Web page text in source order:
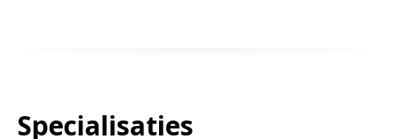
Specialisaties